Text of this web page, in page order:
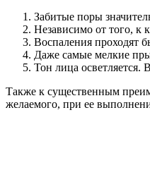
Забитые поры
Независимо от того, к
Воспаления проходят
Даже самые мелкие
Тон лица
Также к существенным
желаемого, при ее